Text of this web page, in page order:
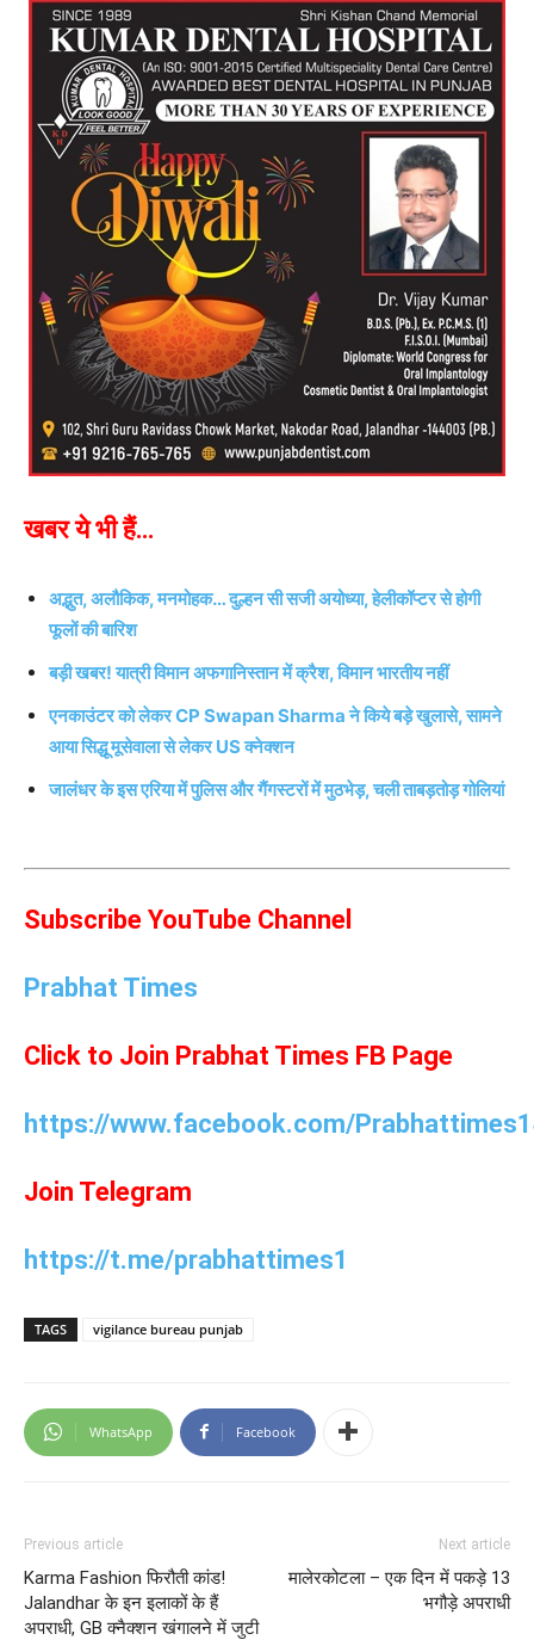
खबर ये भी हैं…
अद्भुत, अलौकिक, मनमोहक… दुल्हन सी सजी अयोध्या, हेलीकॉप्टर से होगी
फूलों की बारिश
बड़ी खबर! यात्री विमान अफगानिस्तान में क्रैश, विमान भारतीय नहीं
एनकाउंटर को लेकर CP Swapan Sharma ने किये बड़े खुलासे, सामने
आया सिद्धू मूसेवाला से लेकर US क्नेक्शन
जालंधर के इस एरिया में पुलिस और गैंगस्टरों में मुठभेड़, चली ताबड़तोड़ गोलियां
Subscribe YouTube Channel
Prabhat Times
Click to Join Prabhat Times FB Page
https://www.facebook.com/
Join Telegram
https://t.me/prabhattimes1
TAGS vigilance bureau punjab
WhatsApp Facebook
Previous article
Karma Fashion फिरौती कांड!
Jalandhar के इन इलाकों के हैं
अपराधी, GB क्नैक्शन खंगालने में जुटी
Next article
मालेरकोटला – एक दिन में पकड़े 13
भगौड़े अपराधी